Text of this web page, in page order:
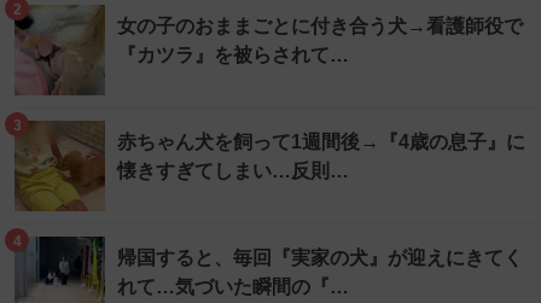
2
女の子のおままごとに付き合う犬→看護師役で
『カツラ』を被らされて…
3
赤ちゃん犬を飼って1週間後→『4歳の息子』に
懐きすぎてしまい…反則…
4
帰国すると、毎回『実家の犬』が迎えにきてく
れて…気づいた瞬間の『…